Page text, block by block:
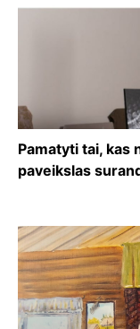
Pamatyti tai, kas
paveikslas